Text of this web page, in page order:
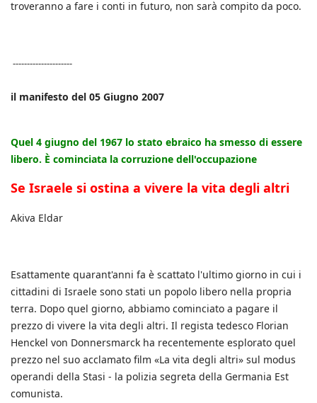
troveranno a fare i conti in futuro, non sarà compito da poco.
---------------------
il manifesto del 05 Giugno 2007
Quel 4 giugno del 1967 lo stato ebraico ha smesso di essere
libero. È cominciata la corruzione dell'occupazione
Se Israele si ostina a vivere la vita degli altri
Akiva Eldar
Esattamente quarant'anni fa è scattato l'ultimo giorno in cui i
cittadini di Israele sono stati un popolo libero nella propria
terra. Dopo quel giorno, abbiamo cominciato a pagare il
prezzo di vivere la vita degli altri. Il regista tedesco Florian
Henckel von Donnersmarck ha recentemente esplorato quel
prezzo nel suo acclamato film «La vita degli altri» sul modus
operandi della Stasi - la polizia segreta della Germania Est
comunista.